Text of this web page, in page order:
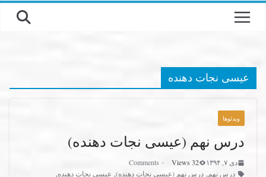
عیسی نجات دهنده
ویدئوها
درس نهم (عیسی نجات دهنده)
دی ۷, ۱۳۹۴ 32 Views
۰ Comments
درس نهم, درس نهم (عیسی نجات دهنده), عیسی نجات دهنده,